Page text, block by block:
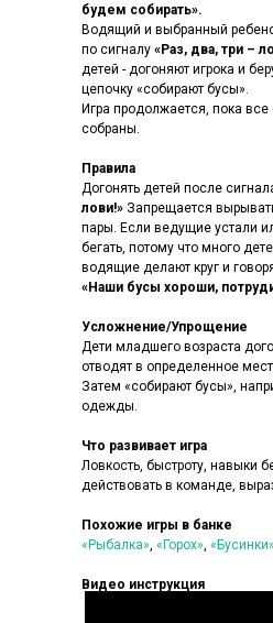
будем собирать».
Водящий и выбранный
по сигналу «Раз, два, три –
детей - догоняют игрока и
цепочку «собирают бусы».
Игра продолжается, пока все
собраны.
Правила
Догонять детей после
лови!» Запрещается
пары. Если ведущие устали
бегать, потому что много
водящие делают круг и
«Наши бусы хороши,
Усложнение/Упрощение
Дети младшего возраста
отводят в определенное
Затем «собирают бусы»,
одежды.
Что развивает игра
Ловкость, быстроту, навыки
действовать в команде,
Похожие игры в банке
«Рыбалка», «Горох», «Бусинки»
Видео инструкция